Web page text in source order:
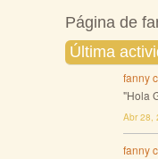
Página de
Última
fanny
"Hola
Abr 28,
fanny